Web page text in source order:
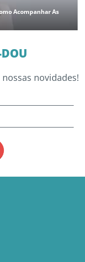
Acompanhar As
novidades!